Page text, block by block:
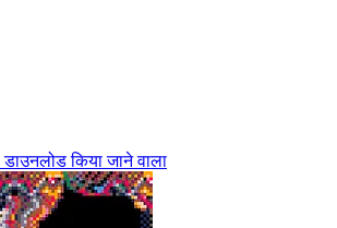
किया जाने वाला